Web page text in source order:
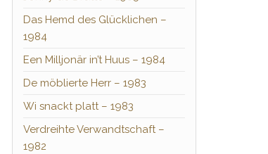
Das Hemd des Glücklichen –
1984
Een Milljonär in’t Huus – 1984
De möblierte Herr – 1983
Wi snackt platt – 1983
Verdreihte Verwandtschaft –
1982